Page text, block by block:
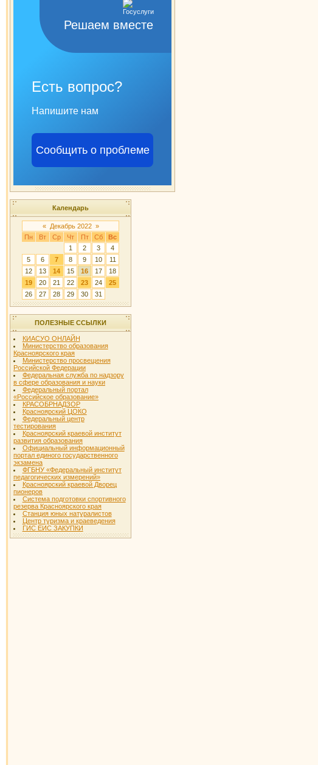
Решаем вместе
Есть вопрос?
Напишите нам
Сообщить о проблеме
Календарь
« Декабрь 2022 »
Пн
Вт Ср Чт Пт Сб
Вс
1
2 3
4
5
6 7 8 9 10
11
12
13 14 15 16 17
18
19
20 21 22 23 24
25
26
27 28 29 30 31
ПОЛЕЗНЫЕ ССЫЛКИ
КИАСУО ОНЛАЙН
Министерство образования
Красноярского края
Министерство просвещения
Российской Федерации
Федеральная служба по надзору
в сфере образования и науки
Федеральный портал
«Российское образование»
КРАСОБРНАДЗОР
Красноярский ЦОКО
Федеральный центр
тестирования
Красноярский краевой институт
развития образования
Официальный информационный
портал единого государственного
экзамена
ФГБНУ «Федеральный институт
педагогических измерений»
Красноярский краевой Дворец
пионеров
Система подготовки спортивного
резерва Красноярского края
Станция юных натуралистов
Центр туризма и краеведения
ГИС ЕИС ЗАКУПКИ